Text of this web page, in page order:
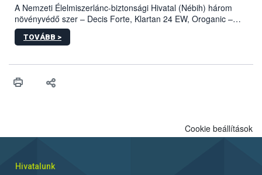
A Nemzeti Élelmiszerlánc-biztonsági Hivatal (Nébih) három
növényvédő szer – Decis Forte, Klartan 24 EW, Oroganic –
engedélyokiratát módosította, így azok a szüretet követően,
egészen a vesszőérettség (BBCH 91) stádiumáig
érésű szőlőkben is legyen lehetőség a károsító elleni további
felhasználók számára is elérhető és ökológiai termesztésben is
TOVÁBB >
Cookie beállítások
Hivatalunk